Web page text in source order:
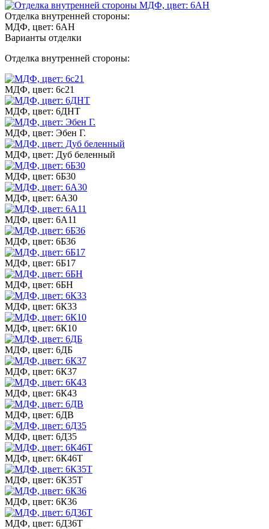
Отделка внутренней стороны:
МДФ, цвет: 6АН
Варианты отделки
Отделка внутренней стороны:
МДФ, цвет: 6с21
МДФ, цвет: 6ДНТ
МДФ, цвет: Эбен Г.
МДФ, цвет: Дуб беленный
МДФ, цвет: 6Б30
МДФ, цвет: 6А30
МДФ, цвет: 6А11
МДФ, цвет: 6Б36
МДФ, цвет: 6Б17
МДФ, цвет: 6БН
МДФ, цвет: 6К33
МДФ, цвет: 6К10
МДФ, цвет: 6ДБ
МДФ, цвет: 6К37
МДФ, цвет: 6К43
МДФ, цвет: 6ДВ
МДФ, цвет: 6Д35
МДФ, цвет: 6К46Т
МДФ, цвет: 6К35Т
МДФ, цвет: 6К36
МДФ, цвет: 6Д36Т